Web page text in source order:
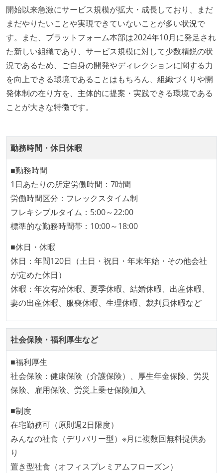
休憩時間：1時間
フレックスタイム制の所定労働時間：1日平均7時間相
当
固定残業時間：月35時間分
【フレックスタイム制を適応している】
試用期間：あり（3ヶ月間）
社会保険：各種社会保険完備（雇用・労災・健康・厚
生年金）
置）
開始以来急激にサービス規模が拡大・成長しており、まだ
まだやりたいことや実現できていないことが多い状況で
す。また、プラットフォーム本部は2024年10月に発足され
た新しい組織であり、サービス規模に対して少数精鋭の状
況であるため、ご自身の開発やディレクションに関する力
を向上できる環境であることはもちろん、組織づくりや開
発体制の在り方を、主体的に提案・実践できる環境である
ことが大きな特徴です。
勤務時間・休日休暇
■勤務時間
1日あたりの所定労働時間：7時間
労働時間区分：フレックスタイム制
フレキシブルタイム：5:00～22:00
標準的な勤務時間帯：10:00～18:00
■休日・休暇
休日：年間120日（土日・祝日・年末年始・その他会社
が定めた休日）
休暇：年次有給休暇、夏季休暇、結婚休暇、出産休暇、
妻の出産休暇、服喪休暇、生理休暇、裁判員休暇など
社会保険・福利厚生など
■福利厚生
社会保険：健康保険（介護保険）、厚生年金保険、労災
保険、雇用保険、労災上乗せ保険加入
■制度
在宅勤務可（原則週2日限度）
みんなの社食（デリバリー型）※月に複数回無料提供あ
り
置き型社食（オフィスプレミアムフローズン）